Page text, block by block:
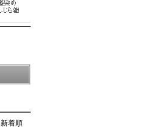
新着順